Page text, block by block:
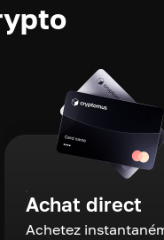
Achat direct
Achetez